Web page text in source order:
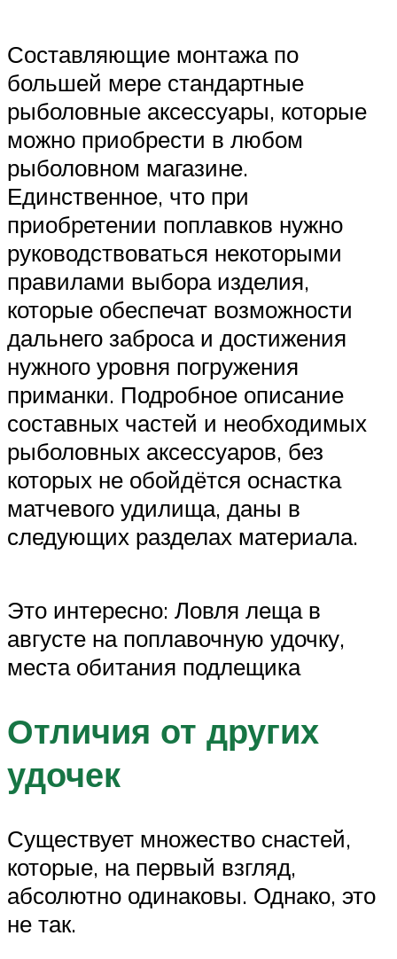
Составляющие монтажа по
большей мере стандартные
рыболовные аксессуары, которые
можно приобрести в любом
рыболовном магазине.
Единственное, что при
приобретении поплавков нужно
руководствоваться некоторыми
правилами выбора изделия,
которые обеспечат возможности
дальнего заброса и достижения
нужного уровня погружения
приманки. Подробное описание
составных частей и необходимых
рыболовных аксессуаров, без
которых не обойдётся оснастка
матчевого удилища, даны в
следующих разделах материала.
Это интересно: Ловля леща в
августе на поплавочную удочку,
места обитания подлещика
Отличия от других
удочек
Существует множество снастей,
которые, на первый взгляд,
абсолютно одинаковы. Однако, это
не так.